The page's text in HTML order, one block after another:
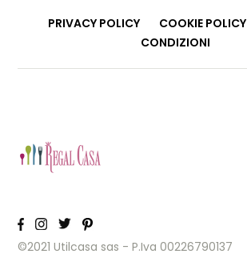
PRIVACY POLICY COOKIE POLICY
CONDIZIONI
©2021 Utilcasa sas - P.Iva 00226790137